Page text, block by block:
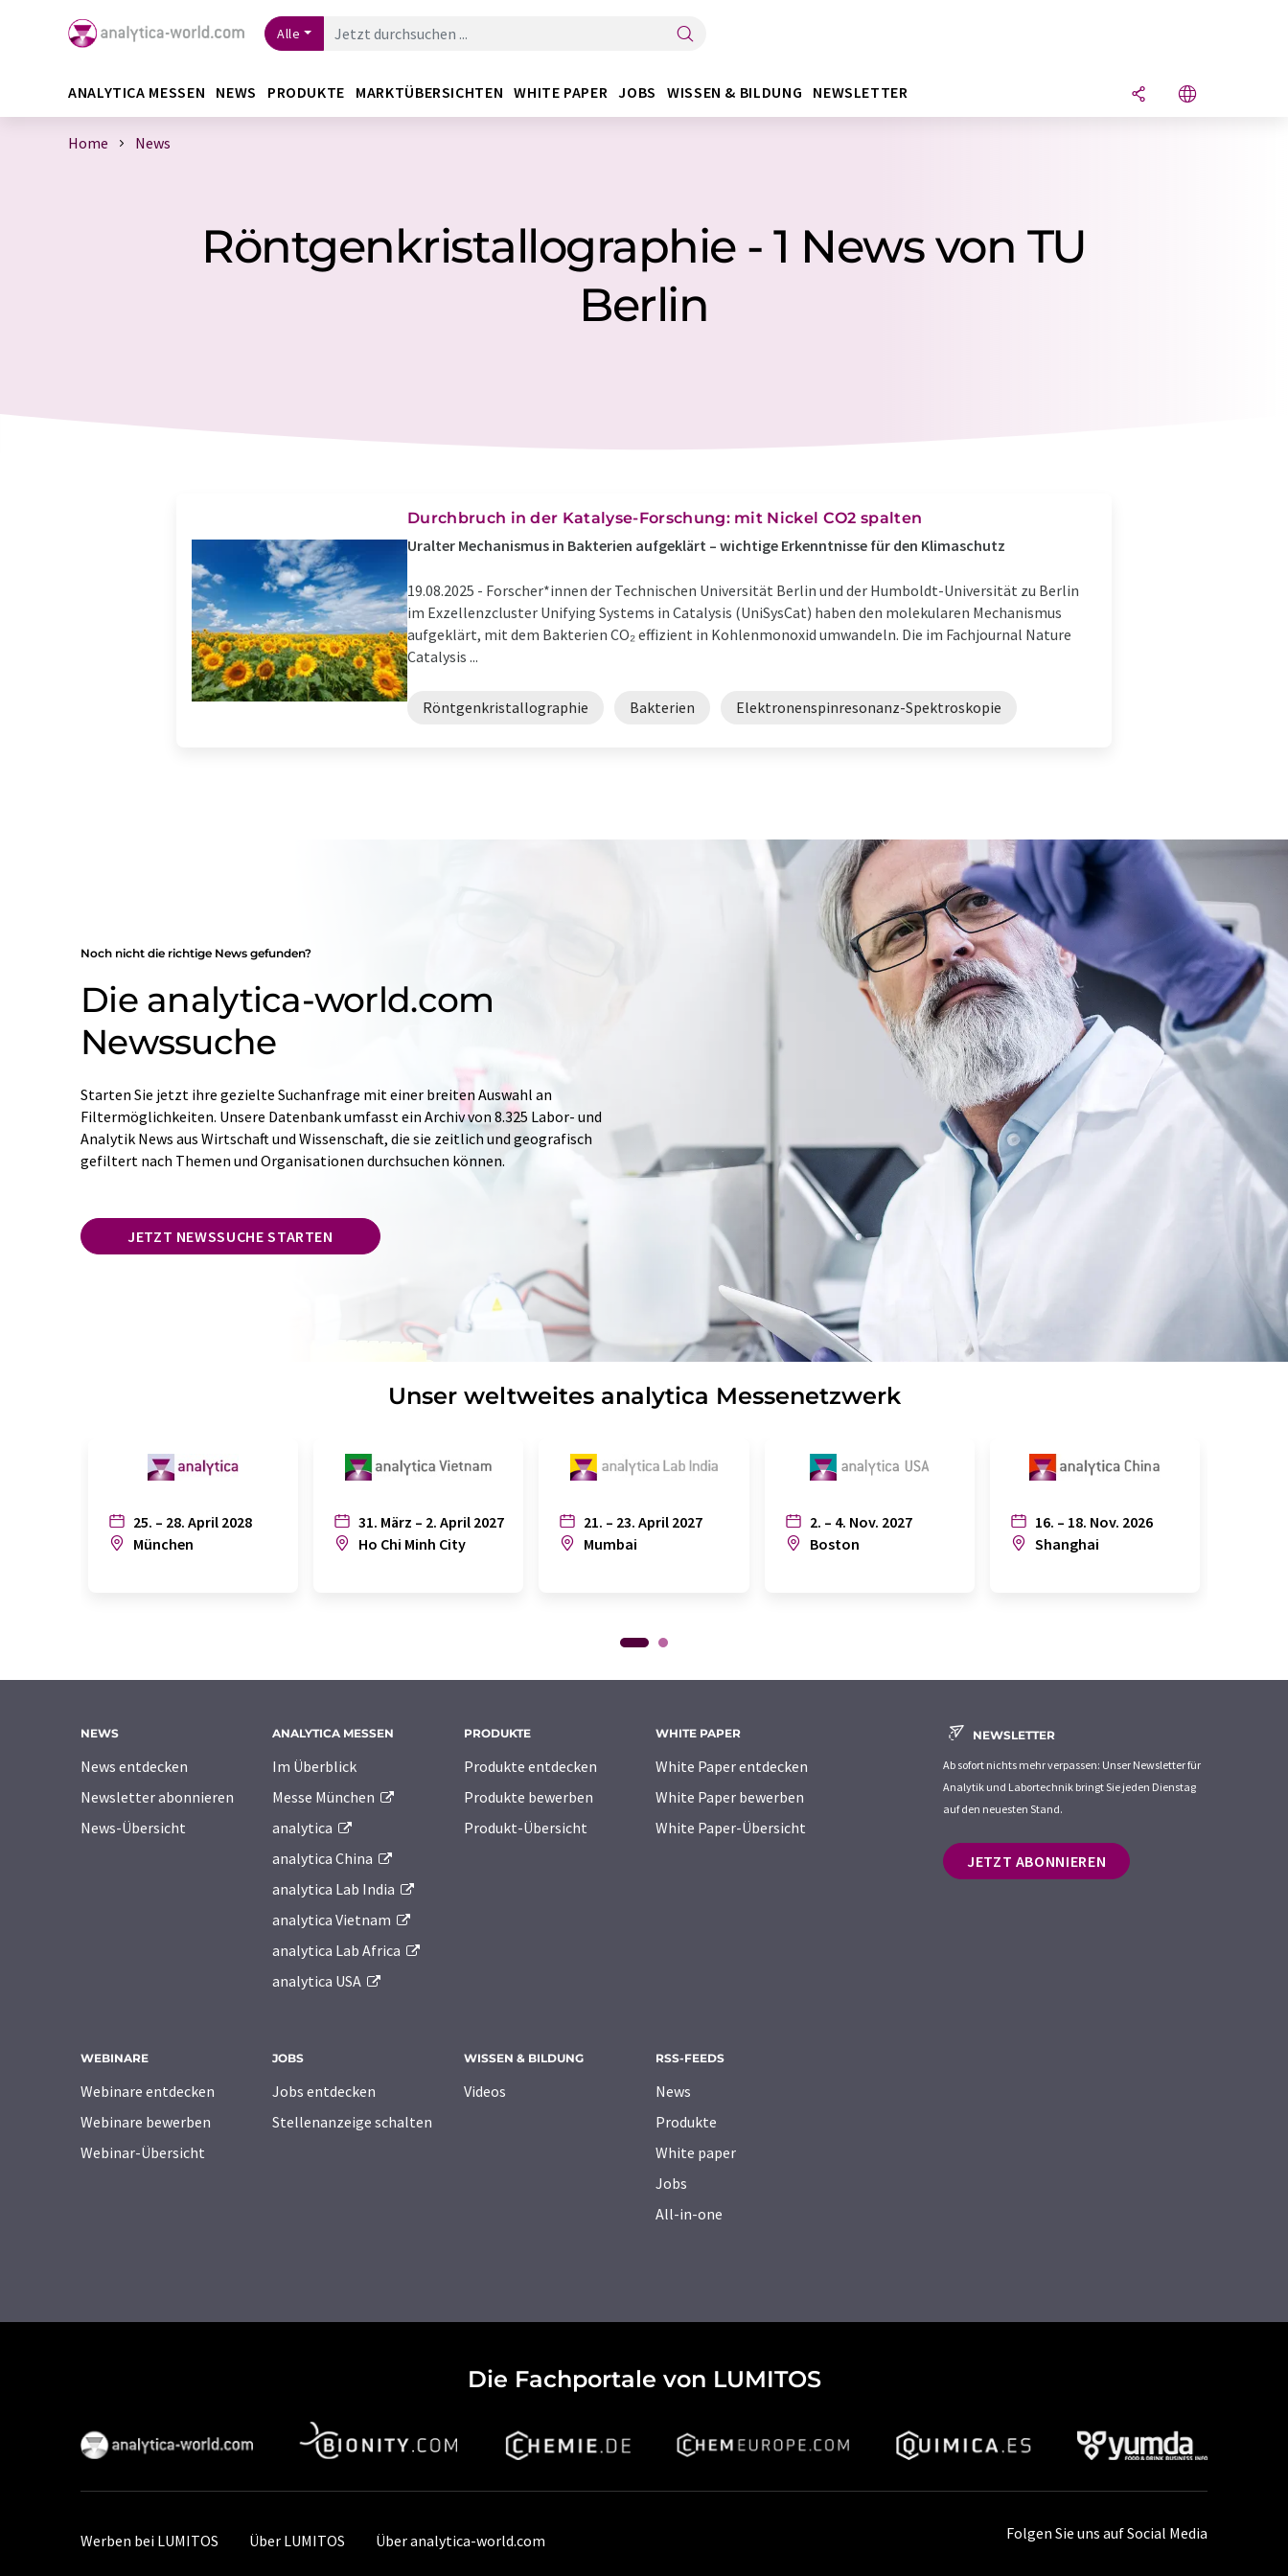
Alle
ANALYTICA MESSEN NEWS PRODUKTE MARKTÜBERSICHTEN WHITE PAPER JOBS WISSEN & BILDUNG NEWSLETTER
Home News
Röntgenkristallographie - 1 News von TU
Berlin
Durchbruch in der Katalyse-Forschung: mit Nickel CO2 spalten
Uralter Mechanismus in Bakterien aufgeklärt – wichtige Erkenntnisse für den Klimaschutz
19.08.2025 - Forscher*innen der Technischen Universität Berlin und der Humboldt-Universität zu Berlin
im Exzellenzcluster Unifying Systems in Catalysis (UniSysCat) haben den molekularen Mechanismus
aufgeklärt, mit dem Bakterien CO₂ effizient in Kohlenmonoxid umwandeln. Die im Fachjournal Nature
Catalysis ...
Röntgenkristallographie Bakterien Elektronenspinresonanz-Spektroskopie
Noch nicht die richtige News gefunden?
Die analytica-world.com
Newssuche
Starten Sie jetzt ihre gezielte Suchanfrage mit einer breiten Auswahl an
Filtermöglichkeiten. Unsere Datenbank umfasst ein Archiv von 8.325 Labor- und
Analytik News aus Wirtschaft und Wissenschaft, die sie zeitlich und geografisch
gefiltert nach Themen und Organisationen durchsuchen können.
JETZT NEWSSUCHE STARTEN
Unser weltweites analytica Messenetzwerk
25. – 28. April 2028
München
31. März – 2. April 2027
Ho Chi Minh City
21. – 23. April 2027
Mumbai
2. – 4. Nov. 2027
Boston
16. – 18. Nov. 2026
Shanghai
NEWS
News entdecken
Newsletter abonnieren
News-Übersicht
ANALYTICA MESSEN
Im Überblick
Messe München
analytica
analytica China
analytica Lab India
analytica Vietnam
analytica Lab Africa
analytica USA
PRODUKTE
Produkte entdecken
Produkte bewerben
Produkt-Übersicht
WHITE PAPER
White Paper entdecken
White Paper bewerben
White Paper-Übersicht
WEBINARE
Webinare entdecken
Webinare bewerben
Webinar-Übersicht
JOBS
Jobs entdecken
Stellenanzeige schalten
WISSEN & BILDUNG
Videos
RSS-FEEDS
News
Produkte
White paper
Jobs
All-in-one
NEWSLETTER
Ab sofort nichts mehr verpassen: Unser Newsletter für
Analytik und Labortechnik bringt Sie jeden Dienstag
auf den neuesten Stand.
JETZT ABONNIEREN
Die Fachportale von LUMITOS
Werben bei LUMITOS Über LUMITOS Über analytica-world.com Folgen Sie uns auf Social Media